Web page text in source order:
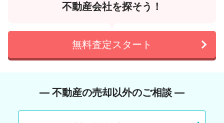
不動産会社を探そう！
無料査定スタート
― 不動産の売却以外のご相談 ―